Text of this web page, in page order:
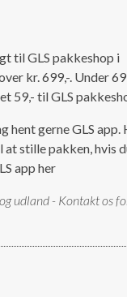
til GLS pakkeshop i
kr. 699,-. Under
59,- til GLS
hent gerne GLS app.
stille pakken, hvis
app her
udland - Kontakt os